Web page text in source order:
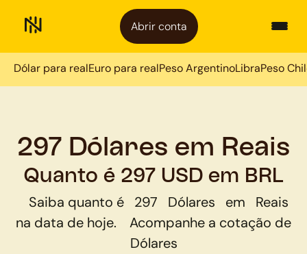
Abrir conta
Dólar para realEuro para realPeso ArgentinoLibraPeso
297 Dólares em Reais
Quanto é 297 USD em BRL
Saiba quanto é 297 Dólares em
Reais
na data de hoje.
Acompanhe a cotação de
Dólares